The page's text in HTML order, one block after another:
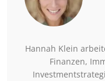
Hannah Klein
Finanzen,